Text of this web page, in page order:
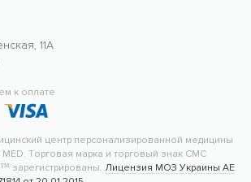
11А
к оплате
центр персонализированной медицины
MED. Торговая марка и торговый знак CMC
зарегистрированы. Лицензия МОЗ Украины АЕ